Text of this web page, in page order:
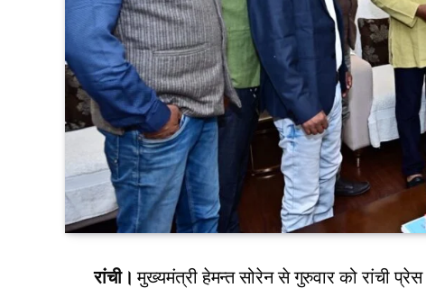
रांची। मुख्यमंत्री हेमन्त सोरेन से गुरुवार को रांची